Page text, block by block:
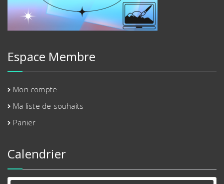
Espace Membre
Mon compte
Ma liste de souhaits
Panier
Calendrier